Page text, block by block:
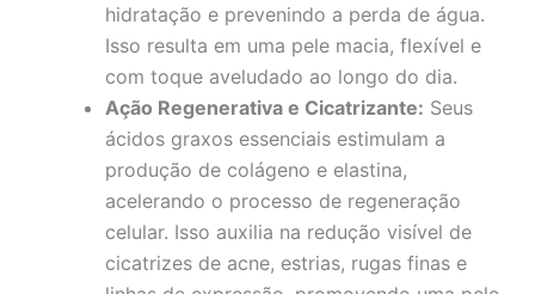
hidratação e prevenindo a perda de água.
Isso resulta em uma pele macia, flexível e
com toque aveludado ao longo do dia.
Ação Regenerativa e Cicatrizante: Seus
ácidos graxos essenciais estimulam a
produção de colágeno e elastina,
acelerando o processo de regeneração
celular. Isso auxilia na redução visível de
cicatrizes de acne, estrias, rugas finas e